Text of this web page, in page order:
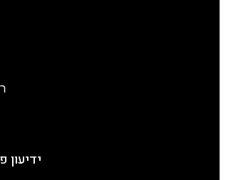
ידיעון